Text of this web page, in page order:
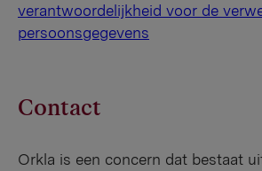
verantwoordelijkheid voor de
persoonsgegevens
Contact
Orkla is een concern dat bestaat